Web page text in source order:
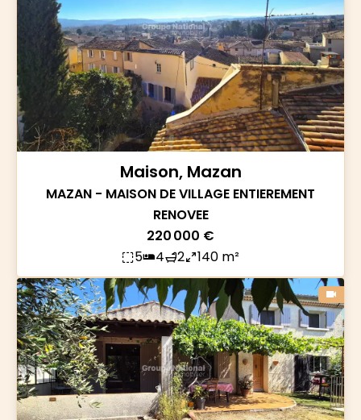
Maison, Mazan
MAZAN - MAISON DE VILLAGE ENTIEREMENT
RENOVEE
220 000 €
5
4 2 140 m²